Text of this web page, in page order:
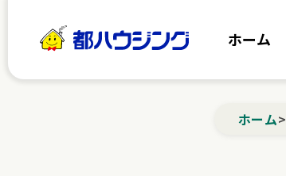
都ハウジング
ホーム
ホーム>